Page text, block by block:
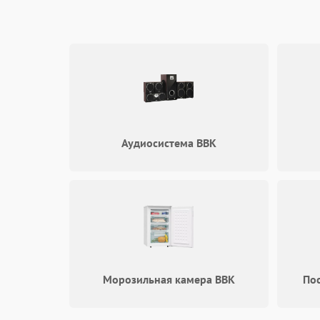
Аудиосистема BBK
Морозильная камера BBK